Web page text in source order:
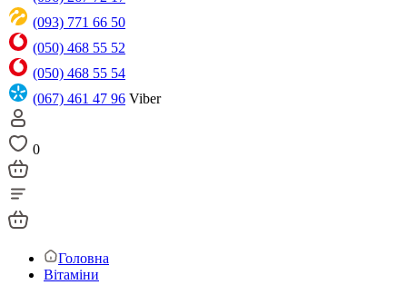
(093) 771 66 50
(050) 468 55 52
(050) 468 55 54
(067) 461 47 96 Viber
0
Головна
Вітаміни